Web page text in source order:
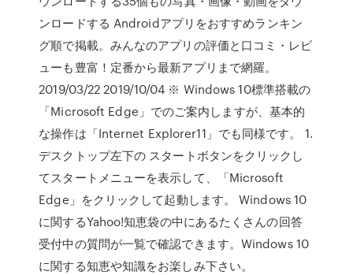
ンロードする Androidアプリをおすすめランキン
グ順で掲載。みんなのアプリの評価と口コミ・レビ
ューも豊富！定番から最新アプリまで網羅。
2019/03/22 2019/10/04 ※ Windows 10標準搭載の
「Microsoft Edge」でのご案内しますが、基本的
な操作は「Internet Explorer11」でも同様です。 1.
デスクトップ左下の スタートボタンをクリックし
てスタートメニューを表示して、「Microsoft
Edge」をクリックして起動します。 Windows 10
に関するYahoo!知恵袋の中にあるたくさんの回答
受付中の質問が一覧で確認できます。Windows 10
に関する知恵や知識をお楽しみ下さい。